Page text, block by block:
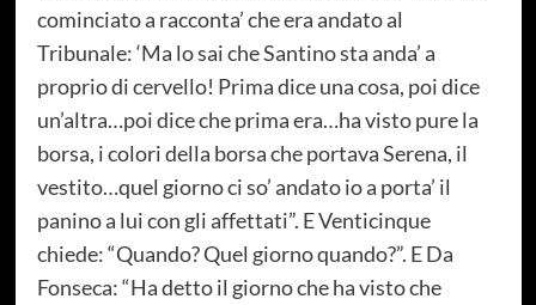
cominciato a racconta’ che era andato al
Tribunale: ‘Ma lo sai che Santino sta anda’ a
proprio di cervello! Prima dice una cosa, poi dice
un’altra…poi dice che prima era…ha visto pure la
borsa, i colori della borsa che portava Serena, il
vestito…quel giorno ci so’ andato io a porta’ il
panino a lui con gli affettati”. E Venticinque
chiede: “Quando? Quel giorno quando?”. E Da
Fonseca: “Ha detto il giorno che ha visto che